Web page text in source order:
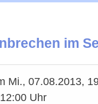
im
Mi., 07.08.2013,
Uhr